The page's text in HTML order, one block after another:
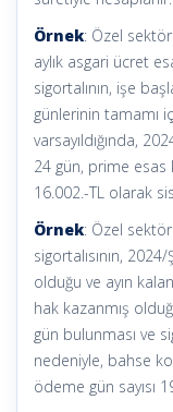
Örnek: Özel
aylık asgari ücret
sigortalının, işe
günlerinin tamamı
varsayıldığında,
24 gün, prime esas
16.002.-TL olarak
Örnek: Özel
sigortalısının,
olduğu ve ayın
hak kazanmış
gün bulunması ve
nedeniyle, bahse
ödeme gün sayısı